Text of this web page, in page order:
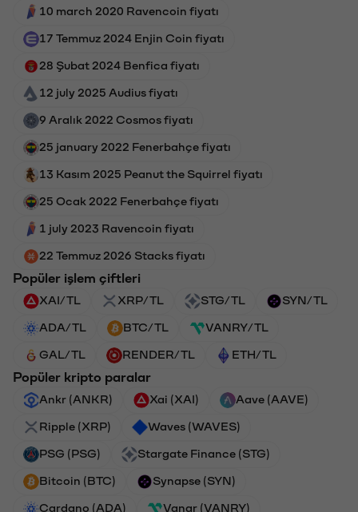
10 march 2020 Ravencoin fiyatı
17 Temmuz 2024 Enjin Coin fiyatı
28 Şubat 2024 Benfica fiyatı
12 july 2025 Audius fiyatı
9 Aralık 2022 Cosmos fiyatı
25 january 2022 Fenerbahçe fiyatı
13 Kasım 2025 Peanut the Squirrel fiyatı
25 Ocak 2022 Fenerbahçe fiyatı
1 july 2023 Ravencoin fiyatı
22 Temmuz 2026 Stacks fiyatı
Popüler işlem çiftleri
XAI/TL XRP/TL STG/TL SYN/TL
ADA/TL BTC/TL VANRY/TL
GAL/TL RENDER/TL ETH/TL
Popüler kripto paralar
Ankr (ANKR) Xai (XAI) Aave (AAVE)
Ripple (XRP) Waves (WAVES)
PSG (PSG) Stargate Finance (STG)
Bitcoin (BTC) Synapse (SYN)
Cardano (ADA) Vanar (VANRY)